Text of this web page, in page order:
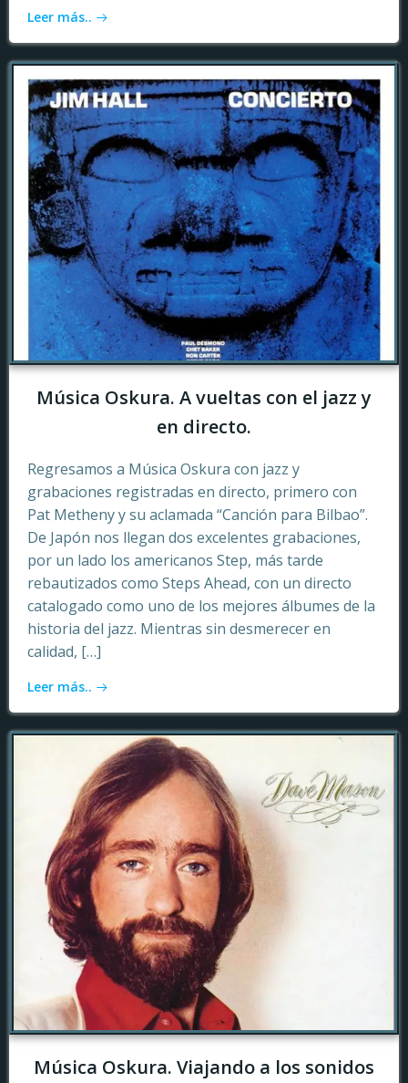
Leer más..
Música Oskura. A vueltas con el jazz y
en directo.
Regresamos a Música Oskura con jazz y
grabaciones registradas en directo, primero con
Pat Metheny y su aclamada “Canción para Bilbao”.
De Japón nos llegan dos excelentes grabaciones,
por un lado los americanos Step, más tarde
rebautizados como Steps Ahead, con un directo
catalogado como uno de los mejores álbumes de la
historia del jazz. Mientras sin desmerecer en
calidad, […]
Leer más..
Música Oskura. Viajando a los sonidos